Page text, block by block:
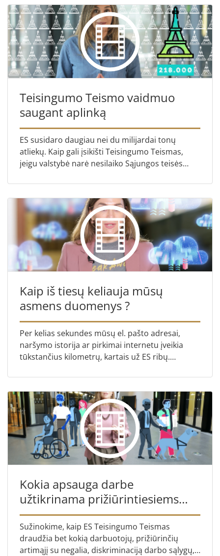
Teisingumo Teismo vaidmuo
saugant aplinką
ES susidaro daugiau nei du milijardai tonų
atliekų. Kaip gali įsikišti Teisingumo Teismas,
jeigu valstybė narė nesilaiko Sąjungos teisės
Kaip iš tiesų keliauja mūsų
asmens duomenys ?
Per kelias sekundes mūsų el. pašto adresai,
naršymo istorija ar pirkimai internetu įveikia
tūkstančius kilometrų, kartais už ES ribų.
koks duomenų perdavim...
Kokia apsauga darbe
užtikrinama prižiūrintiesiems
asmenims?
Sužinokime, kaip ES Teisingumo Teismas
draudžia bet kokią darbuotojų, prižiūrinčių
artimąjį su negalia, diskriminaciją darbo sąlygų,